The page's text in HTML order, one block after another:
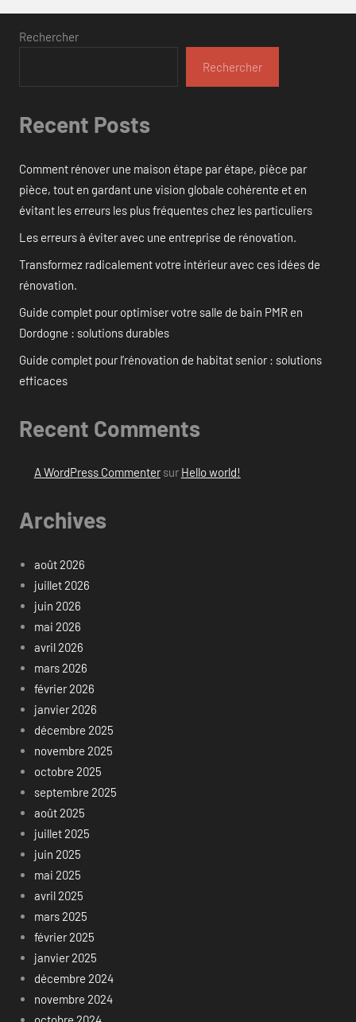
Rechercher
Rechercher
Recent Posts
Comment rénover une maison étape par étape, pièce par
pièce, tout en gardant une vision globale cohérente et en
évitant les erreurs les plus fréquentes chez les particuliers
Les erreurs à éviter avec une entreprise de rénovation.
Transformez radicalement votre intérieur avec ces idées de
rénovation.
Guide complet pour optimiser votre salle de bain PMR en
Dordogne : solutions durables
Guide complet pour l’rénovation de habitat senior : solutions
efficaces
Recent Comments
A WordPress Commentersur Hello world!
Archives
août 2026
juillet 2026
juin 2026
mai 2026
avril 2026
mars 2026
février 2026
janvier 2026
décembre 2025
novembre 2025
octobre 2025
septembre 2025
août 2025
juillet 2025
juin 2025
mai 2025
avril 2025
mars 2025
février 2025
janvier 2025
décembre 2024
novembre 2024